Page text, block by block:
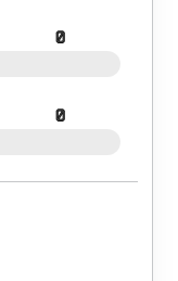
0
0